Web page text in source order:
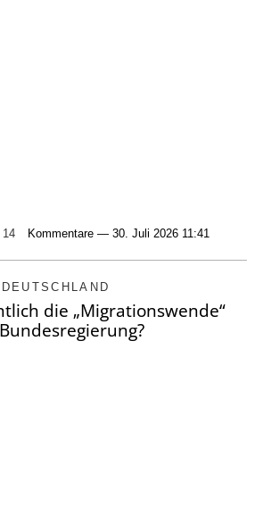
14 Kommentare — 30. Juli 2026 11:41
DEUTSCHLAND
die „Migrationswende“